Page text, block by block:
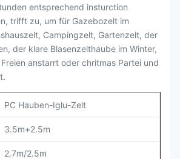
entsprechend insturction
trifft zu, um für Gazebozelt im
Campingzelt, Gartenzelt, der
der klare Blasenzelthaube im Winter,
anstarrt oder chritmas Partei und
PC Hauben-Iglu-Zelt
3.5m+2.5m
2.7m/2.5m